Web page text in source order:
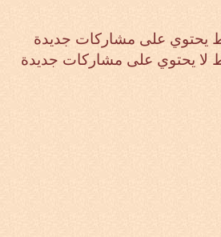
يحتوي على مشاركات جديدة
يحتوي على مشاركات جديدة